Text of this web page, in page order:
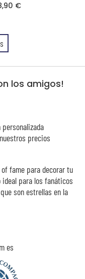
€
los amigos!
precios
es
fame para decorar tu
ideal para los fanáticos
son estrellas en la